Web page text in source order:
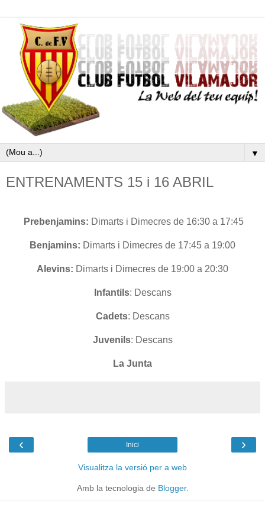
▼
ENTRENAMENTS 15 i 16 ABRIL
Prebenjamins: Dimarts i Dimecres de 16:30 a 17:45
Benjamins: Dimarts i Dimecres de 17:45 a 19:00
Alevins: Dimarts i Dimecres de 19:00 a 20:30
Infantils: Descans
Cadets: Descans
Juvenils: Descans
La Junta
‹ ›
Inici
Visualitza la versió per a web
Amb la tecnologia de Blogger.